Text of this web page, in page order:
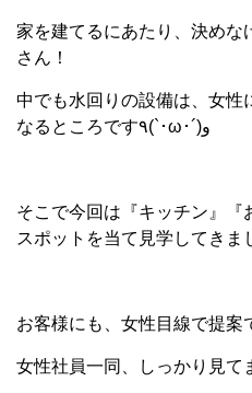
家を建てるにあたり、決めな
さん！
中でも水回りの設備は、女性
なるところです٩(`･ω･´)و
そこで今回は『キッチン』『
スポットを当て見学してき
お客様にも、女性目線で提
女性社員一同、しっかり見て